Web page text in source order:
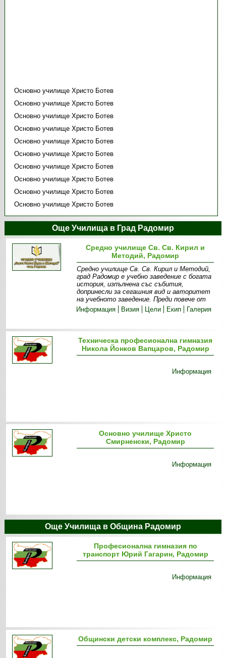
Основно училище Христо Ботев
Основно училище Христо Ботев
Основно училище Христо Ботев
Основно училище Христо Ботев
Основно училище Христо Ботев
Основно училище Христо Ботев
Основно училище Христо Ботев
Основно училище Христо Ботев
Основно училище Христо Ботев
Основно училище Христо Ботев
Още Училища в Град Радомир
Средно училище Св. Св. Кирил и
Методий, Радомир
Средно училище Св. Св. Кирил и Методий,
град Радомир е учебно заведение с богата
история, изпълнена със събития,
допринесли за сегашния вид и авторитет
на учебното заведение. Преди повече от
Информация
Визия Цели Екип Галерия
Техническа професионална гимназия
Никола Йонков Вапцаров, Радомир
Информация
Основно училище Христо
Смирненски, Радомир
Информация
Още Училища в Община Радомир
Професионална гимназия по
транспорт Юрий Гагарин, Радомир
Информация
Общински детски комплекс, Радомир